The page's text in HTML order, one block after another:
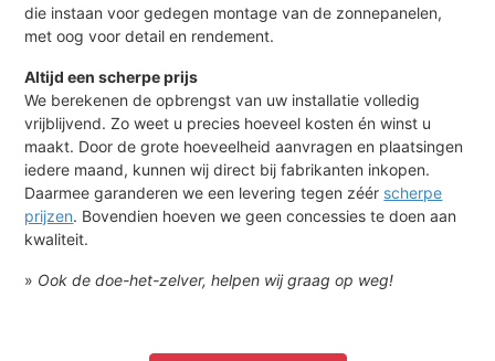
die instaan voor gedegen montage van de zonnepanelen,
met oog voor detail en rendement.
Altijd een scherpe prijs
We berekenen de opbrengst van uw installatie volledig
vrijblijvend. Zo weet u precies hoeveel kosten én winst u
maakt. Door de grote hoeveelheid aanvragen en plaatsingen
iedere maand, kunnen wij direct bij fabrikanten inkopen.
Daarmee garanderen we een levering tegen zéér scherpe
prijzen. Bovendien hoeven we geen concessies te doen aan
kwaliteit.
» Ook de doe-het-zelver, helpen wij graag op weg!